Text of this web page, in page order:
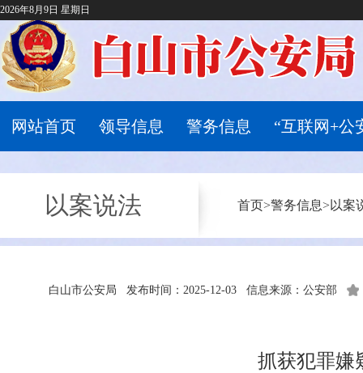
2026年8月9日 星期日
网站首页 领导信息 警务信息 “互联网+公
以案说法 首页>警务信息>以案
白山市公安局 发布时间：2025-12-03 信息来源：公安部
抓获犯罪嫌